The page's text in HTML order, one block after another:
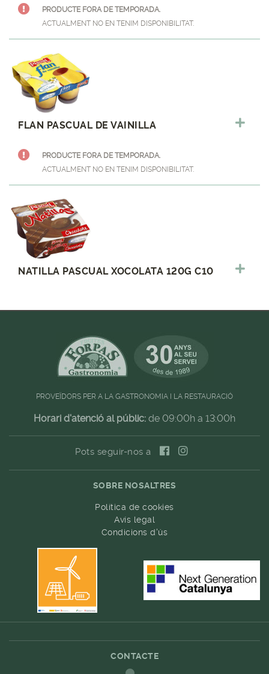
PRODUCTE FORA DE TEMPORADA.
ACTUALMENT NO EN TENIM DISPONIBILITAT.
FLAN PASCUAL DE VAINILLA
PRODUCTE FORA DE TEMPORADA.
ACTUALMENT NO EN TENIM DISPONIBILITAT.
NATILLA PASCUAL XOCOLATA 120G C10
PROVEÏDORS PER A LA GASTRONOMIA I LA RESTAURACIÓ
Horari d'atenció al públic: de 09:00h a 13:00h
Pots seguir-nos a
SOBRE NOSALTRES
Política de cookies
Avís legal
Condicions d'ús
CONTACTE